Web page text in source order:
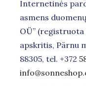
Internetinės
asmens
OÜ” (registruota
apskritis, Pärnu
88305, tel. +372